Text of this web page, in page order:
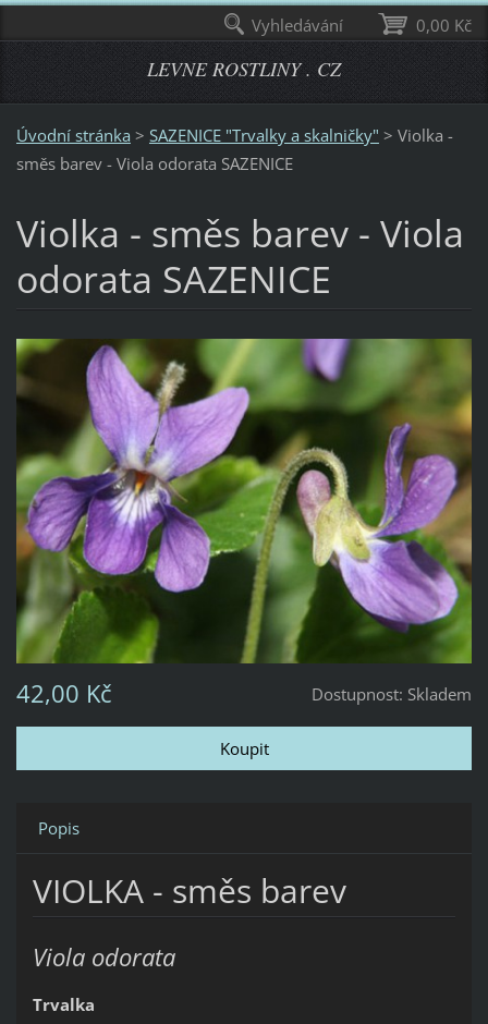
LEVNE ROSTLINY . CZ
Úvodní stránka > SAZENICE "Trvalky a skalničky" > Violka -
směs barev - Viola odorata SAZENICE
Violka - směs barev - Viola
odorata SAZENICE
Dostupnost: Skladem
42,00 Kč
Popis
VIOLKA - směs barev
Viola odorata
Trvalka
0,00 Kč
Vyhledávání